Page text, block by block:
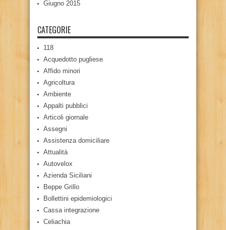
Giugno 2015
CATEGORIE
118
Acquedotto pugliese
Affido minori
Agricoltura
Ambiente
Appalti pubblici
Articoli giornale
Assegni
Assistenza domiciliare
Attualità
Autovelox
Azienda Siciliani
Beppe Grillo
Bollettini epidemiologici
Cassa integrazione
Celiachia